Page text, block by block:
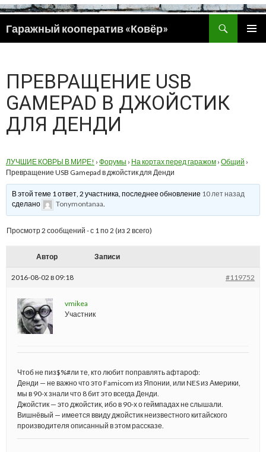
Гаражный кооператив «Ковёр»
ПЕРЕЙТИ
ПРЕВРАЩЕНИЕ USB
GAMEPAD В ДЖОЙСТИК
ДЛЯ ДЕНДИ
ЛУЧШИЕ КОВРЫ В МИРЕ! › Форумы › На кортах перед гаражом › Общий ›
Превращение USB Gamepad в джойстик для Денди
В этой теме 1 ответ, 2 участника, последнее обновление 10 лет назад
сделано
Tonymontanaa.
Просмотр 2 сообщений - с 1 по 2 (из 2 всего)
Автор Записи
2016-08-02 в 09:18 #119752
vmikea
Участник
Чтоб не пиз$%#ли те, кто любит поправлять афтароф:
Денди — не важно что это Famicom из Японии, или NES из Америки,
мы в 90-х знали что 8 бит это всегда Денди.
Джойстик — это джойстик, ибо в 90-х о геймпадах не слышали.
Вишнёвый — имеется ввиду джойстик неизвестного китайского
производителя описанный в этом рассказе.